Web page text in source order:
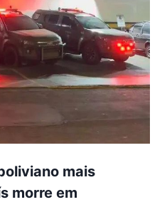
mais
morre em